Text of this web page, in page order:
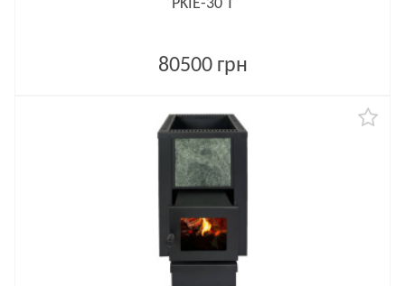
PKIE-30 T
80500 грн